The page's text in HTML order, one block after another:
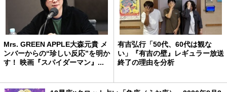
Mrs. GREEN APPLE大森元貴 メ
ンバーからの“珍しい反応”を明か
す！ 映画『スパイダーマン』...
有吉弘行「50代、60代は観な
い」『有吉の壁』レギュラー放送
終了の理由を分析